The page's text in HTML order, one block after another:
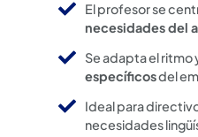
El profesor se
necesidades del
Se adapta el ritmo
específicosdel
Ideal para
necesidades